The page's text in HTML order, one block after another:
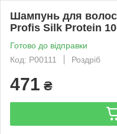
Шампунь для
Profis Silk Protein
Готово до відправки
Код: P00111
Роздріб
471 ₴